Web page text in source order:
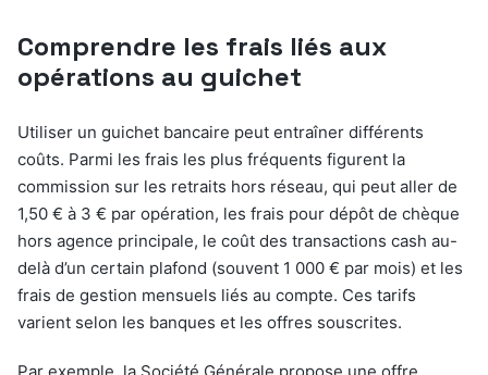
Comprendre les frais liés aux
opérations au guichet
Utiliser un guichet bancaire peut entraîner différents
coûts. Parmi les frais les plus fréquents figurent la
commission sur les retraits hors réseau, qui peut aller de
1,50 € à 3 € par opération, les frais pour dépôt de chèque
hors agence principale, le coût des transactions cash au-
delà d’un certain plafond (souvent 1 000 € par mois) et les
frais de gestion mensuels liés au compte. Ces tarifs
varient selon les banques et les offres souscrites.